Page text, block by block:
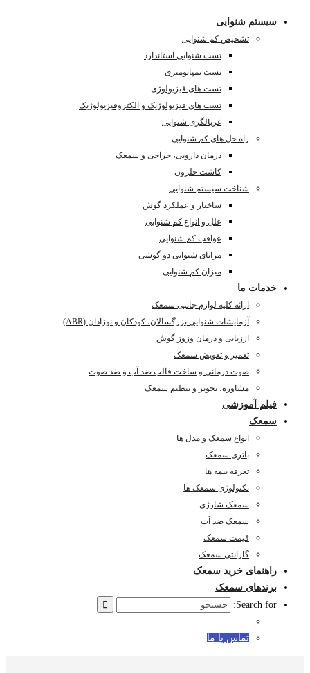
سیستم شنوایی
تشخیص کم شنوایی
تست شنوایی استاندارد
تست تمپانومتری
تست های فیزیولوژی
تست های فیزیولوژیک و الکتروفیزیولوژیک
غربالگری شنوایی
راه حل های کم شنوایی
درمان دارویی، جراحی و سمعک
کاشت حلزون
شناخت سیستم شنوایی
ساختار و عملکرد گوش
علل و انواع کم شنوایی
عواقب کم شنوایی
مزایای شنوایی دو گوشی
میزان کم شنوایی
خدمات ما
ارائه کلیه لوازم جانبی سمعک
آزمایشات شنوایی بزرگسالان، کودکان و نوزادان (ABR)
ارزیابی و درمان وزوز گوش
تعمیر و تعویض سمعک
صوت درمانی و ساخت قالب ضد آب و ضد صوت
مشاوره، تجویز و تنظیم سمعک
فیلم آموزشی
سمعک
انواع سمعک و مدل ها
باتری سمعک
تعرفه بیمه ها
تکنولوژی سمعک ها
سمعک شارژی
سمعک ضد آب
قیمت سمعک
گارانتی سمعک
راهنمای خرید سمعک
برندهای سمعک
Search for:
تماس با ما